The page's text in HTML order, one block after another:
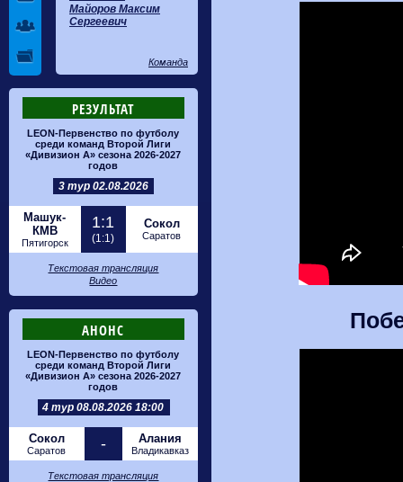
Майоров Максим
Сергеевич
Команда
РЕЗУЛЬТАТ
LEON-Первенство по футболу
среди команд Второй Лиги
«Дивизион А» сезона 2026-2027
годов
3 тур 02.08.2026
Машук-
КМВ
Пятигорск
1:1
(1:1)
Сокол
Саратов
Текстовая трансляция
Видео
АНОНС
LEON-Первенство по футболу
среди команд Второй Лиги
«Дивизион А» сезона 2026-2027
годов
4 тур 08.08.2026 18:00
Сокол
Саратов - Алания
Владикавказ
Текстовая трансляция